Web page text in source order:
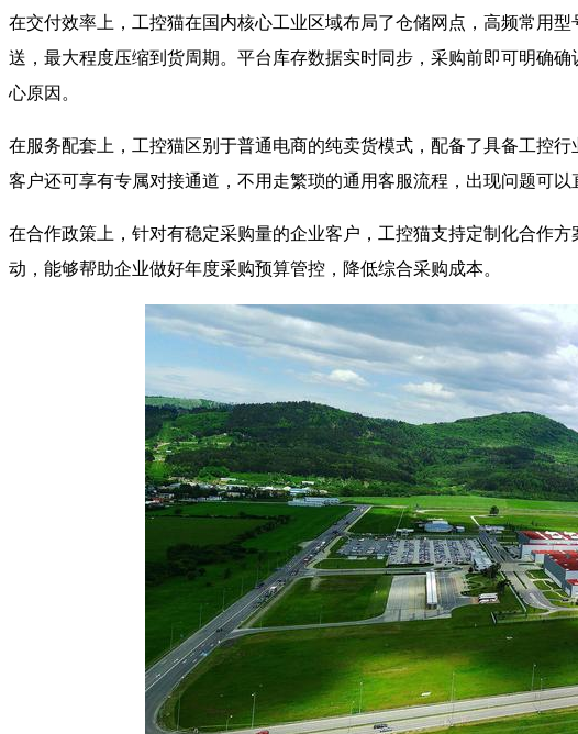
在交付效率上，工控猫在国内核心工业区域布局了仓储网点，高频常用
送，最大程度压缩到货周期。平台库存数据实时同步，采购前即可明确
心原因。
在服务配套上，工控猫区别于普通电商的纯卖货模式，配备了具备工控
客户还可享有专属对接通道，不用走繁琐的通用客服流程，出现问题可
在合作政策上，针对有稳定采购量的企业客户，工控猫支持定制化合作
动，能够帮助企业做好年度采购预算管控，降低综合采购成本。